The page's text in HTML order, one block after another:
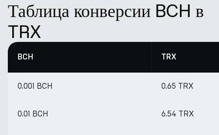
Таблица конверсии BCH в
TRX
BCH TRX
0.001 BCH 0.65 TRX
0.01 BCH 6.54 TRX